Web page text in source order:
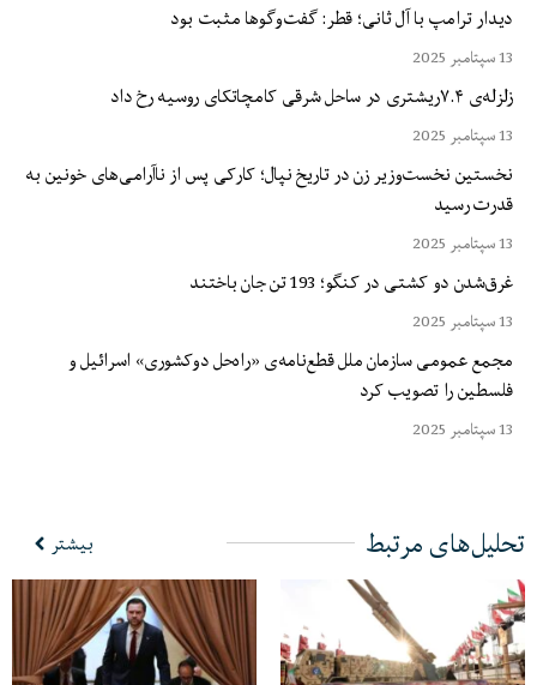
دیدار ترامپ با آل ثانی؛ قطر: گفت‌وگوها مثبت بود
13 سپتامبر 2025
زلزله‌ی ۷.۴ریشتری در ساحل شرقی کامچاتکای روسیه رخ داد
13 سپتامبر 2025
نخستین نخست‌وزیر زن در تاریخ نپال؛ کارکی پس از ناآرامی‌های خونین به
قدرت رسید
13 سپتامبر 2025
غرق‌شدن دو کشتی در کنگو؛ 193 تن جان باختند
13 سپتامبر 2025
مجمع عمومی سازمان ملل قطع‌نامه‌ی «راه‌حل دوکشوری» اسرائیل و
فلسطین را تصویب کرد
13 سپتامبر 2025
تحلیل‌های مرتبط بیشتر